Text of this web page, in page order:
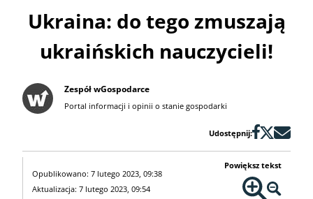
Ukraina: do tego zmuszają
ukraińskich nauczycieli!
Zespół wGospodarce
Portal informacji i opinii o stanie gospodarki
Udostępnij:
Opublikowano: 7 lutego 2023, 09:38
Aktualizacja: 7 lutego 2023, 09:54
Powiększ tekst